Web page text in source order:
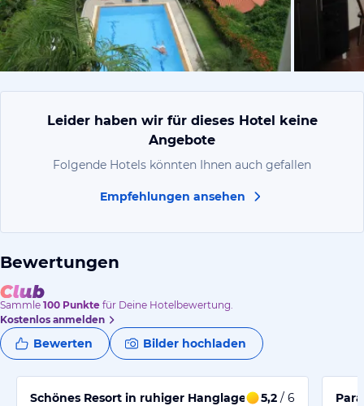
von
Leider haben wir für dieses Hotel keine
Angebote
Folgende Hotels könnten Ihnen auch gefallen
Empfehlungen ansehen
Bewertungen
Sammle 100 Punkte für Deine Hotelbewertung.
Kostenlos anmelden
Bewerten Bilder hochladen
Schönes Resort in ruhiger Hanglage 5,2 / 6